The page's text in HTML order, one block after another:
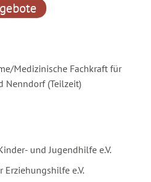
Medizinische Fachkraft für
Nenndorf (Teilzeit)
und Jugendhilfe e.V.
Erziehungshilfe e.V.